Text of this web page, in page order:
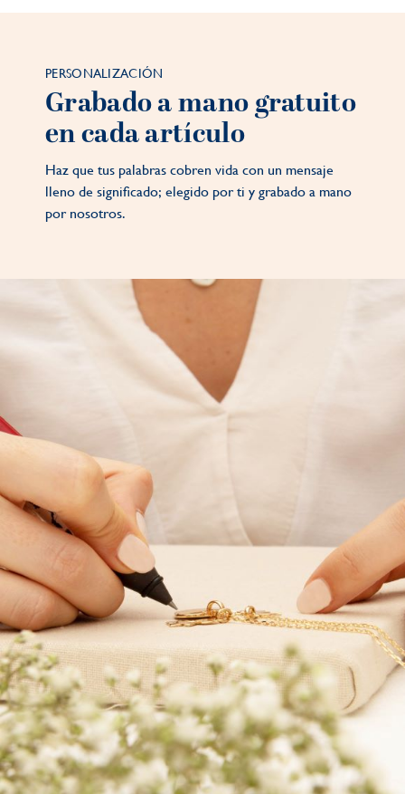
PERSONALIZACIÓN
Grabado a mano gratuito
en cada artículo
Haz que tus palabras cobren vida con un mensaje
lleno de significado; elegido por ti y grabado a mano
por nosotros.